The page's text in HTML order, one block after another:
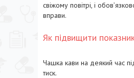
свіжому повітрі, і
вправи.
Як підвищити
Чашка кави на деякий час
тиск.